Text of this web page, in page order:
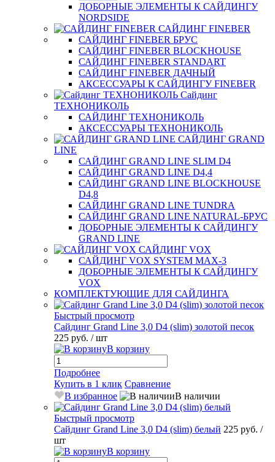
ДОБОРНЫЕ ЭЛЕМЕНТЫ К САЙДИНГУ
NORDSIDE
САЙДИНГ FINEBER
САЙДИНГ FINEBER БРУС
САЙДИНГ FINEBER BLOCKHOUSE
САЙДИНГ FINEBER STANDART
САЙДИНГ FINEBER ДАЧНЫЙ
АКСЕССУАРЫ К САЙДИНГУ FINEBER
Сайдинг
ТЕХНОНИКОЛЬ
САЙДИНГ ТЕХНОНИКОЛЬ
АКСЕССУАРЫ ТЕХНОНИКОЛЬ
САЙДИНГ GRAND
LINE
САЙДИНГ GRAND LINE SLIM D4
САЙДИНГ GRAND LINE D4,4
САЙДИНГ GRAND LINE BLOCKHOUSE
D4,8
САЙДИНГ GRAND LINE TUNDRA
САЙДИНГ GRAND LINE NATURAL-БРУС
ДОБОРНЫЕ ЭЛЕМЕНТЫ К САЙДИНГУ
GRAND LINE
САЙДИНГ VOX
САЙДИНГ VOX SYSTEM MAX-3
ДОБОРНЫЕ ЭЛЕМЕНТЫ К САЙДИНГУ
VOX
КОМПЛЕКТУЮЩИЕ ДЛЯ САЙДИНГА
Быстрый просмотр
Сайдинг Grand Line 3,0 D4 (slim) золотой песок
225 руб. / шт
В корзину
Подробнее
Купить в 1 клик Сравнение
В избранное
В наличии
Быстрый просмотр
Сайдинг Grand Line 3,0 D4 (slim) белый 225 руб. /
шт
В корзину